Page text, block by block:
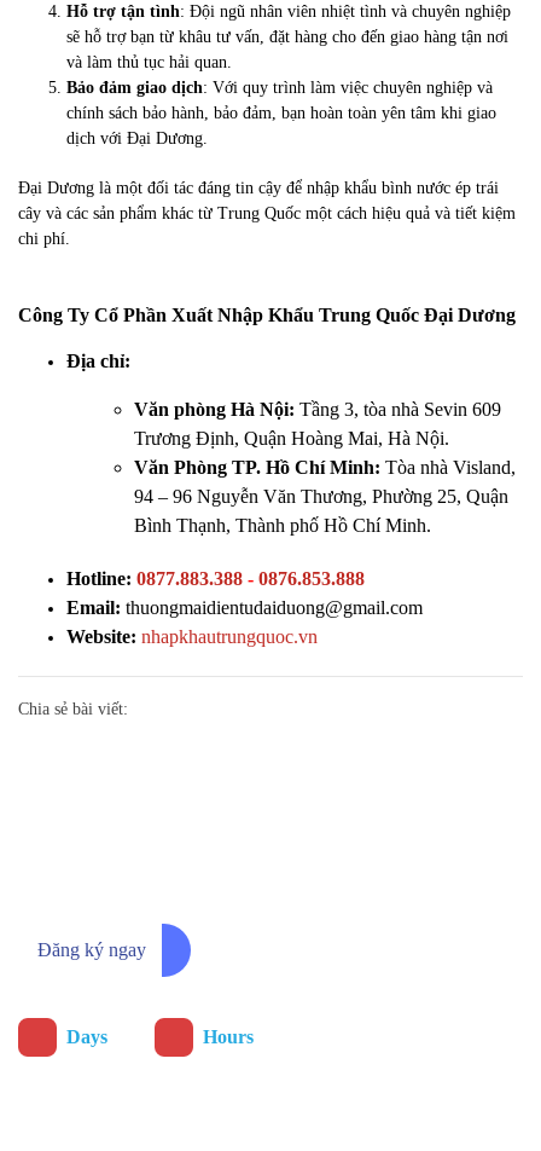
Hỗ trợ tận tình: Đội ngũ nhân viên nhiệt tình và chuyên nghiệp
sẽ hỗ trợ bạn từ khâu tư vấn, đặt hàng cho đến giao hàng tận nơi
và làm thủ tục hải quan.
Bảo đảm giao dịch: Với quy trình làm việc chuyên nghiệp và
chính sách bảo hành, bảo đảm, bạn hoàn toàn yên tâm khi giao
dịch với Đại Dương.
Đại Dương là một đối tác đáng tin cậy để nhập khẩu bình nước ép trái
cây và các sản phẩm khác từ Trung Quốc một cách hiệu quả và tiết kiệm
chi phí.
Công Ty Cổ Phần Xuất Nhập Khẩu Trung Quốc Đại Dương
Địa chỉ:
Văn phòng Hà Nội: Tầng 3, tòa nhà Sevin 609
Trương Định, Quận Hoàng Mai, Hà Nội.
Văn Phòng TP. Hồ Chí Minh: Tòa nhà Visland,
94 – 96 Nguyễn Văn Thương, Phường 25, Quận
Bình Thạnh, Thành phố Hồ Chí Minh.
Hotline: 0877.883.388 - 0876.853.888
Email: thuongmaidientudaiduong@gmail.com
Website: nhapkhautrungquoc.vn
Chia sẻ bài viết:
Đăng ký ngay
Days Hours